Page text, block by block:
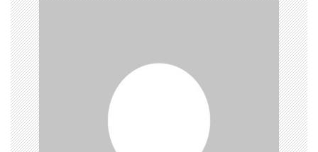
v
i
g
a
t